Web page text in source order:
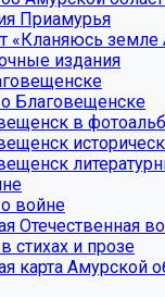
Приамурья
«Кланяюсь земле
издания
Благовещенске
в
войне
Отечественная
стихах и прозе
карта Амурской